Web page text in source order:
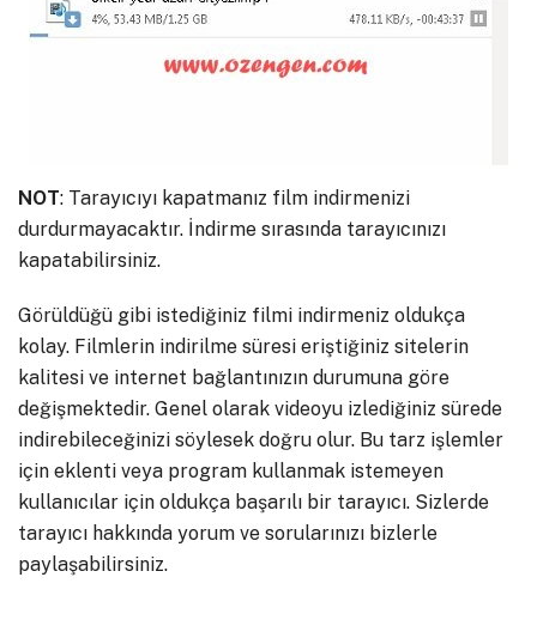
NOT: Tarayıcıyı kapatmanız film indirmenizi
durdurmayacaktır. İndirme sırasında tarayıcınızı
kapatabilirsiniz.
Görüldüğü gibi istediğiniz filmi indirmeniz oldukça
kolay. Filmlerin indirilme süresi eriştiğiniz sitelerin
kalitesi ve internet bağlantınızın durumuna göre
değişmektedir. Genel olarak videoyu izlediğiniz sürede
indirebileceğinizi söylesek doğru olur. Bu tarz işlemler
için eklenti veya program kullanmak istemeyen
kullanıcılar için oldukça başarılı bir tarayıcı. Sizlerde
tarayıcı hakkında yorum ve sorularınızı bizlerle
paylaşabilirsiniz.